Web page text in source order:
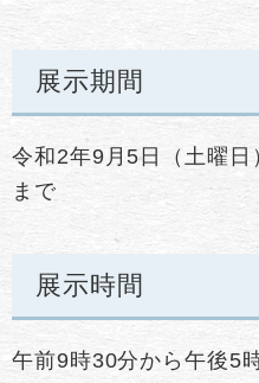
展示期間
令和2年9月5日（土曜日
まで
展示時間
午前9時30分から午後5